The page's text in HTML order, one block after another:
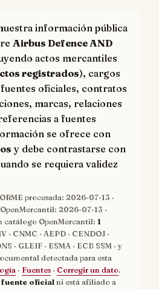
información pública
Airbus Defence AND
actos mercantiles
registrados), cargos
oficiales, contratos
marcas, relaciones
a fuentes
se ofrece con
y debe contrastarse con
se requiera validez
procesada: 2026-07-13 ·
2026-07-13 ·
catálogo OpenMercantil: 1
· CNMC · AEPD · CENDOJ ·
· GLEIF · ESMA · ECB SSM · y
detectada para esta
· Fuentes · Corregir un dato.
fuente oficial ni está afiliado a